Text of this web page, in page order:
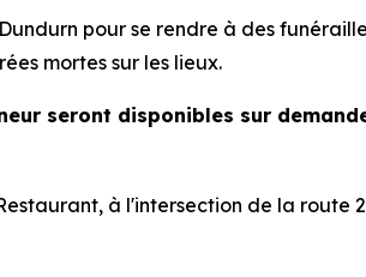
pour se rendre à des
mortes sur les lieux.
seront disponibles sur
à l'intersection de la route